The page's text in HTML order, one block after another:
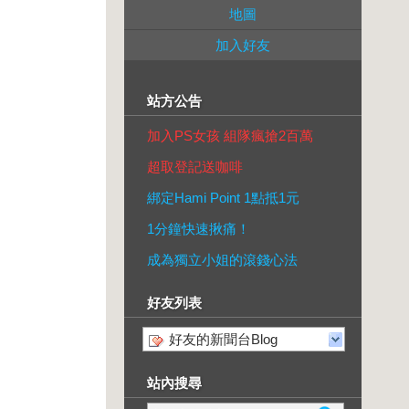
地圖
加入好友
站方公告
加入PS女孩 組隊瘋搶2百萬
超取登記送咖啡
綁定Hami Point 1點抵1元
1分鐘快速揪痛！
成為獨立小姐的滾錢心法
好友列表
好友的新聞台Blog
站內搜尋